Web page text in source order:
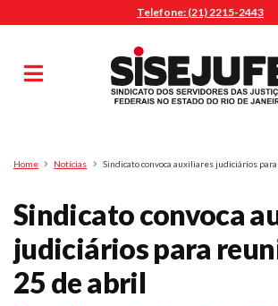
Telefone: (21) 2215-2443
Pesquisa
Home Notícias Sindicato convoca auxiliares judiciários
Sindicato convoca
judiciários para
25 de abril
MENU
Sindicalize-se
Diretoria
O Sindicato
Agenda
Casa do Alto